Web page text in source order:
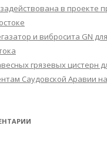
в проекте
и вибросита GN
грязевых цистерн
Саудовской Аравии